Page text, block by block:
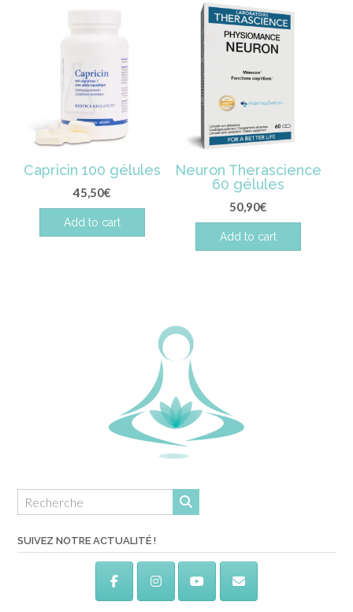
Capricin 100 gélules
45,50€
Add to cart
Neuron Therascience
60 gélules
50,90€
Add to cart
SUIVEZ NOTRE ACTUALITÉ !